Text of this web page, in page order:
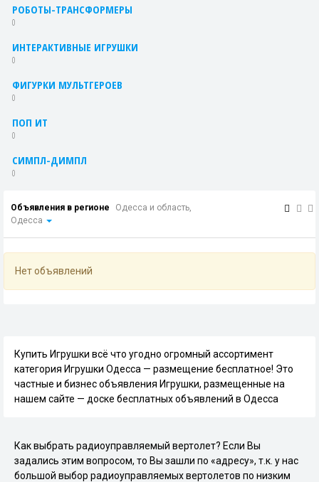
РОБОТЫ-ТРАНСФОРМЕРЫ
0
ИНТЕРАКТИВНЫЕ ИГРУШКИ
0
ФИГУРКИ МУЛЬТГЕРОЕВ
0
ПОП ИТ
0
СИМПЛ-ДИМПЛ
0
Объявления в регионе
Одесса и область,
Одесса
Нет объявлений
Купить Игрушки всё что угодно огромный ассортимент
категория Игрушки Одесса — размещение бесплатное! Это
частные и бизнес объявления Игрушки, размещенные на
нашем сайте — доске бесплатных объявлений в Одесса
Как выбрать радиоуправляемый вертолет? Если Вы
задались этим вопросом, то Вы зашли по «адресу», т.к. у нас
большой выбор радиоуправляемых вертолетов по низким